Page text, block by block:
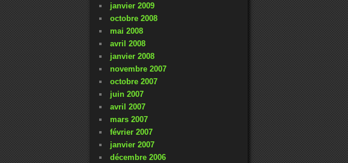
janvier 2009
octobre 2008
mai 2008
avril 2008
janvier 2008
novembre 2007
octobre 2007
juin 2007
avril 2007
mars 2007
février 2007
janvier 2007
décembre 2006